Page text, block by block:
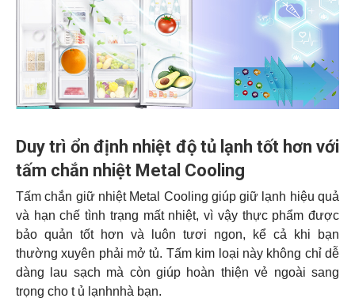
Duy trì ổn định nhiệt độ tủ lạnh tốt hơn với
tấm chắn nhiệt Metal Cooling
Tấm chắn giữ nhiệt Metal Cooling giúp giữ lạnh hiệu quả
và hạn chế tình trạng mất nhiệt, vì vậy thực phẩm được
bảo quản tốt hơn và luôn tươi ngon, kể cả khi bạn
thường xuyên phải mở tủ. Tấm kim loại này không chỉ dễ
dàng lau sạch mà còn giúp hoàn thiện vẻ ngoài sang
trọng cho t ủ lạnhnhà bạn.